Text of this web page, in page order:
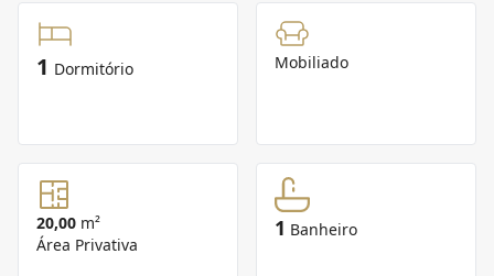
1 Dormitório Mobiliado
20,00 m²
Área Privativa
1 Banheiro